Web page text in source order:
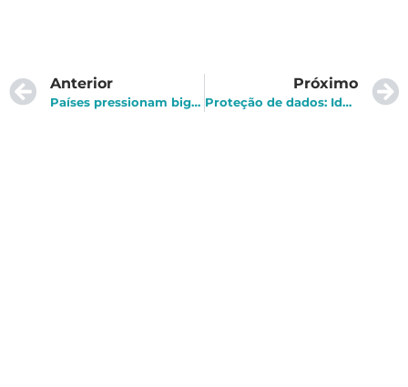
Anterior
Países pressionam big techs com novas leis de concorrência
Próximo
Proteção de dados: Idec questiona acordo entre Ministério da Economia e ABBC